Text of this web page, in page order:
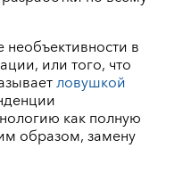
в
или того, что
ловушкой
как полную
образом, замену